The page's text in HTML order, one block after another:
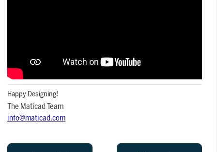
Happy Designing!
The Maticad Team
info@maticad.com